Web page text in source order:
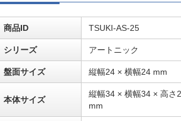
商品ID TSUKI-AS-25
シリーズ アートニック
盤面サイズ 縦幅24 × 横幅24 mm
本体サイズ
縦幅34 × 横幅34 × 高さ
mm